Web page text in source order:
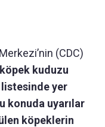
(CDC)
kuduzu
listesinde yer
konuda uyarılar
köpeklerin